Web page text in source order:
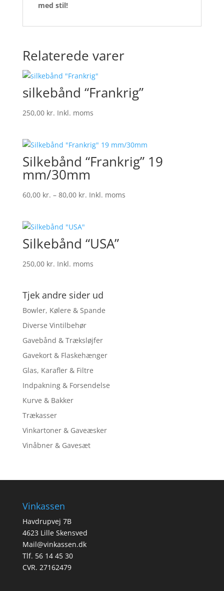
med stil!
Relaterede varer
silkebånd “Frankrig”
250,00 kr. Inkl. moms
Silkebånd “Frankrig” 19
mm/30mm
60,00 kr. – 80,00 kr.Prisinterval:
Inkl. moms
Silkebånd “USA”
250,00 kr. Inkl. moms
Tjek andre sider ud
Bowler, Kølere & Spande
Diverse Vintilbehør
Gavebånd & Træksløjfer
Gavekort & Flaskehænger
Glas, Karafler & Filtre
Indpakning & Forsendelse
Kurve & Bakker
Trækasser
Vinkartoner & Gaveæsker
Vinåbner & Gavesæt
Vinkassen
Havdrupvej 7B
4623 Lille Skensved
Mail@vinkassen.dk
Tlf. 56 14 45 30
CVR. 27162479